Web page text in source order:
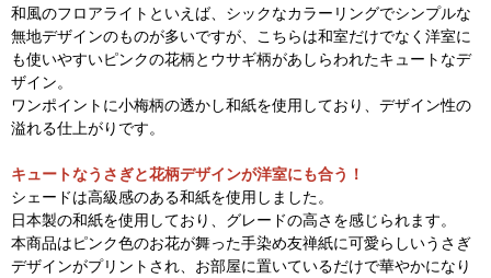
和風のフロアライトといえば、シックなカラーリングでシンプルな
無地デザインのものが多いですが、こちらは和室だけでなく洋室に
も使いやすいピンクの花柄とウサギ柄があしらわれたキュートなデ
ザイン。
ワンポイントに小梅柄の透かし和紙を使用しており、デザイン性の
溢れる仕上がりです。
キュートなうさぎと花柄デザインが洋室にも合う！
シェードは高級感のある和紙を使用しました。
日本製の和紙を使用しており、グレードの高さを感じられます。
本商品はピンク色のお花が舞った手染め友禅紙に可愛らしいうさぎ
デザインがプリントされ、お部屋に置いているだけで華やかになり